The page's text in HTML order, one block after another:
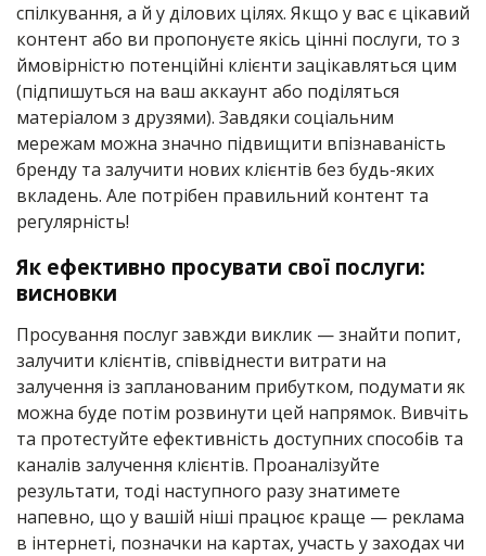
спілкування, а й у ділових цілях. Якщо у вас є цікавий
контент або ви пропонуєте якісь цінні послуги, то з
ймовірністю потенційні клієнти зацікавляться цим
(підпишуться на ваш аккаунт або поділяться
матеріалом з друзями). Завдяки соціальним
мережам можна значно підвищити впізнаваність
бренду та залучити нових клієнтів без будь-яких
вкладень. Але потрібен правильний контент та
регулярність!
Як ефективно просувати свої послуги:
висновки
Просування послуг завжди виклик — знайти попит,
залучити клієнтів, співвіднести витрати на
залучення із запланованим прибутком, подумати як
можна буде потім розвинути цей напрямок. Вивчіть
та протестуйте ефективність доступних способів та
каналів залучення клієнтів. Проаналізуйте
результати, тоді наступного разу знатимете
напевно, що у вашій ніші працює краще — реклама
в інтернеті, позначки на картах, участь у заходах чи